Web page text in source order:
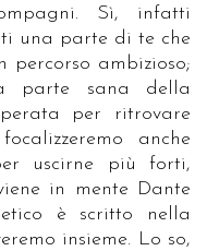
Sì, infatti
una parte di te che
percorso ambizioso;
parte sana della
per ritrovare
anche
uscirne più forti,
in mente Dante
è scritto nella
insieme. Lo so,